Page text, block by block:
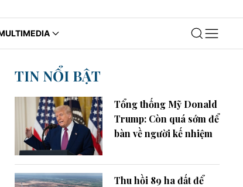
TIN NỔI BẬT
Tổng thống Mỹ Donald
Trump: Còn quá sớm để
bàn về người kế nhiệm
Thu hồi 89 ha đất để